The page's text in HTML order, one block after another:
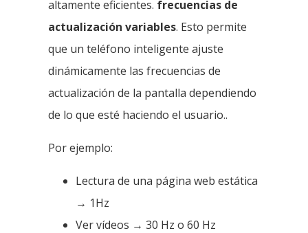
altamente eficientes. frecuencias de
actualización variables. Esto permite
que un teléfono inteligente ajuste
dinámicamente las frecuencias de
actualización de la pantalla dependiendo
de lo que esté haciendo el usuario..
Por ejemplo:
Lectura de una página web estática
→ 1Hz
Ver vídeos → 30 Hz o 60 Hz